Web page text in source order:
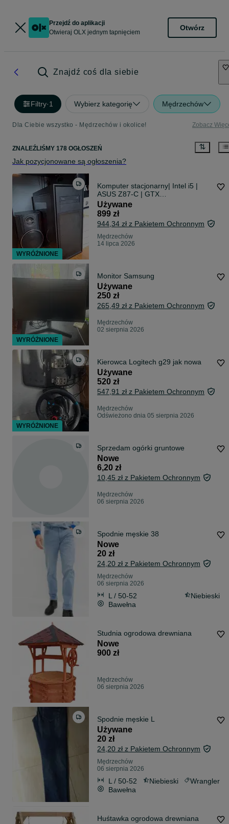
Przejdź do aplikacji
Otwieraj OLX jednym tapnięciem
Otwórz
Znajdź coś dla siebie
Filtry·1 Wybierz kategorię Mędrzechów
Dla Ciebie wszystko - Mędrzechów i okolice! Zobacz
ZNALEŹLIŚMY 178 OGŁOSZEŃ
Jak pozycjonowane są ogłoszenia?
Komputer stacjonarny| Intel i5 |
ASUS Z87-C | GTX
750Ti|SSD+HDD
Używane
899 zł
944,34 zł z Pakietem Ochronnym
Mędrzechów
14 lipca 2026
Monitor Samsung
Używane
250 zł
265,49 zł z Pakietem Ochronnym
Mędrzechów
02 sierpnia 2026
Kierowca Logitech g29 jak nowa
Używane
520 zł
547,91 zł z Pakietem Ochronnym
Mędrzechów
Odświeżono dnia 05 sierpnia 2026
Sprzedam ogórki gruntowe
Nowe
6,20 zł
10,45 zł z Pakietem Ochronnym
Mędrzechów
06 sierpnia 2026
Spodnie męskie 38
Nowe
20 zł
24,20 zł z Pakietem Ochronnym
Mędrzechów
06 sierpnia 2026
L / 50-52
Niebieski
Bawełna
Studnia ogrodowa drewniana
Nowe
900 zł
Mędrzechów
06 sierpnia 2026
Spodnie męskie L
Używane
20 zł
24,20 zł z Pakietem Ochronnym
Mędrzechów
06 sierpnia 2026
L / 50-52 Niebieski
Wrangler
Bawełna
Huśtawka ogrodowa drewniana
WYRÓŻNIONE
WYRÓŻNIONE
WYRÓŻNIONE